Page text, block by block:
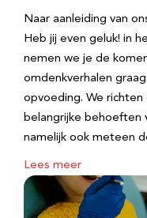
Naar aanleiding van
Heb jij even geluk! in
nemen we je de
omdenkverhalen
opvoeding. We
belangrijke behoeften
namelijk ook meteen
Lees meer